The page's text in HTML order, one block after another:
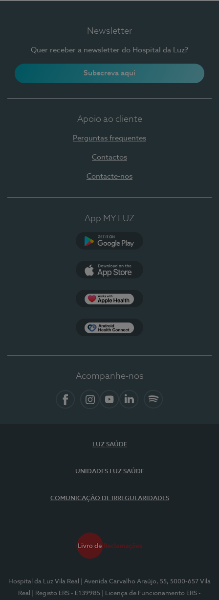
Newsletter
Quer receber a newsletter do Hospital da Luz?
Subscreva aqui
Apoio ao cliente
Perguntas frequentes
Contactos
Contacte-nos
App MY LUZ
Acompanhe-nos
LUZ SAÚDE
UNIDADES LUZ SAÚDE
COMUNICAÇÃO DE IRREGULARIDADES
Hospital da Luz Vila Real
| Avenida Carvalho Araújo, 55, 5000-657 Vila
Real
| Registo ERS - E139985
| Licença de Funcionamento ERS -